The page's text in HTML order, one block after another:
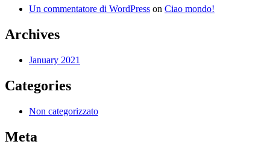
Un commentatore di WordPress on Ciao mondo!
Archives
January 2021
Categories
Non categorizzato
Meta